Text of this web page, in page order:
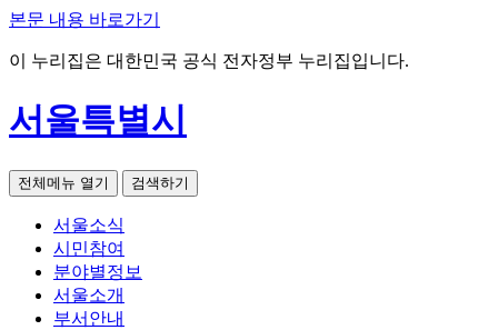
본문 내용 바로가기
이 누리집은 대한민국 공식 전자정부 누리집입니다.
서울특별시
전체메뉴 열기 검색하기
서울소식
시민참여
분야별정보
서울소개
부서안내